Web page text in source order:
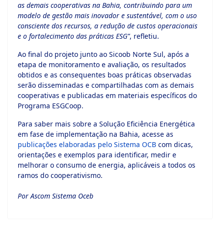
as demais cooperativas na Bahia, contribuindo para um
modelo de gestão mais inovador e sustentável, com o uso
consciente dos recursos, a redução de custos operacionais
e o fortalecimento das práticas ESG”, refletiu.
Ao final do projeto junto ao Sicoob Norte Sul, após a
etapa de monitoramento e avaliação, os resultados
obtidos e as consequentes boas práticas observadas
serão disseminadas e compartilhadas com as demais
cooperativas e publicadas em materiais específicos do
Programa ESGCoop.
Para saber mais sobre a Solução Eficiência Energética
em fase de implementação na Bahia, acesse as
publicações elaboradas pelo Sistema OCB com dicas,
orientações e exemplos para identificar, medir e
melhorar o consumo de energia, aplicáveis a todos os
ramos do cooperativismo.
Por Ascom Sistema Oceb